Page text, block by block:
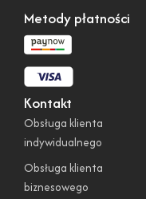
Kontakt
Obsługa klienta
indywidualnego
Obsługa klienta
biznesowego
Metody płatności